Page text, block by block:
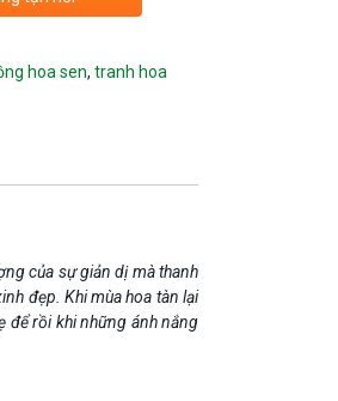
hoa sen,tranh hoa
của sự giản dị mà thanh
đẹp. Khi mùa hoa tàn lại
để rồi khi những ánh nắng